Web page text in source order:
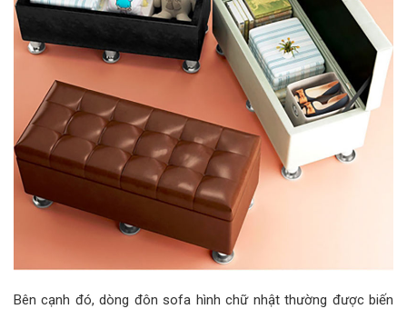
Bên cạnh đó, dòng đôn sofa hình chữ nhật thường được biến